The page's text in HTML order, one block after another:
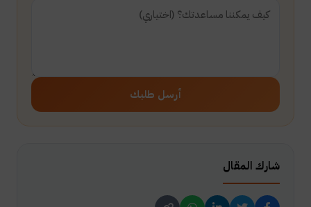
أرسل طلبك
شارك المقال